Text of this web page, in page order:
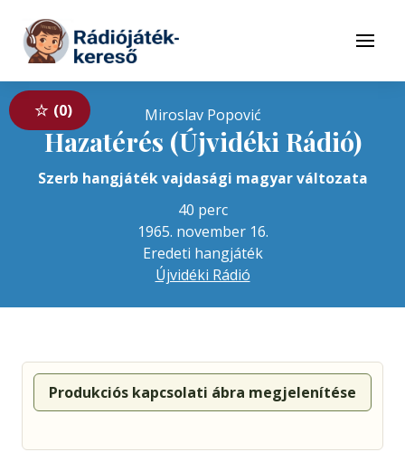
Tovább a tartalomhoz
Menü
0 Miroslav Popović
Hazatérés (Újvidéki Rádió)
Szerb hangjáték vajdasági magyar változata
40 perc
1965. november 16.
Eredeti hangjáték
Újvidéki Rádió
Produkciós kapcsolati ábra megjelenítése